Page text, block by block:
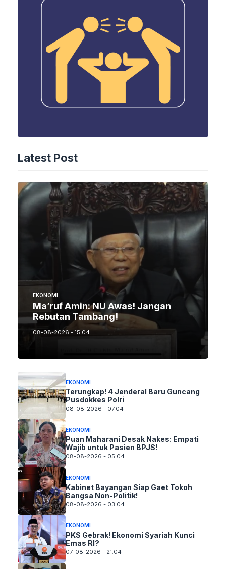
Latest Post
EKONOMI
Ma’ruf Amin: NU Awas! Jangan
Rebutan Tambang!
08-08-2026 - 15.04
EKONOMI
Terungkap! 4 Jenderal Baru Guncang
Pusdokkes Polri
08-08-2026 - 07.04
EKONOMI
Puan Maharani Desak Nakes: Empati
Wajib untuk Pasien BPJS!
08-08-2026 - 05.04
EKONOMI
Kabinet Bayangan Siap Gaet Tokoh
Bangsa Non-Politik!
08-08-2026 - 03.04
EKONOMI
PKS Gebrak! Ekonomi Syariah Kunci
Emas RI?
07-08-2026 - 21.04